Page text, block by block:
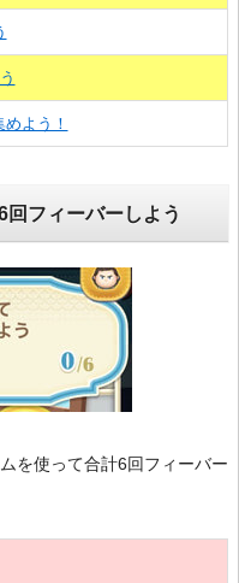
よう！
フィーバーしよう
を使って合計6回フィーバー